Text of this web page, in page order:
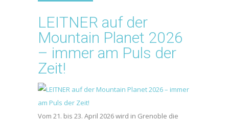
LEITNER auf der
Mountain Planet 2026
– immer am Puls der
Zeit!
Vom 21. bis 23. April 2026 wird in Grenoble die